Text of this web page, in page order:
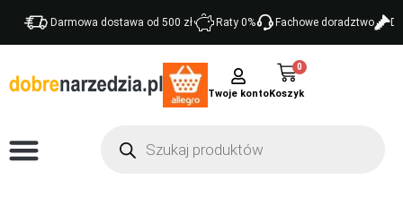
Darmowa dostawa od 500 zł Raty 0% Fachowe doradztwo
Twoje konto
0